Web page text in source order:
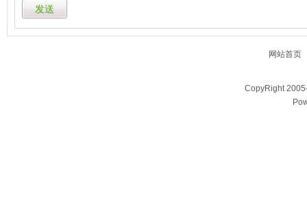
网站首页
CopyRight